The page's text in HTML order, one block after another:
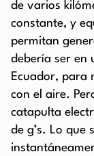
de varios
constante, y
permitan
debería ser en
Ecuador, para
con el aire.
catapulta
de g’s. Lo que